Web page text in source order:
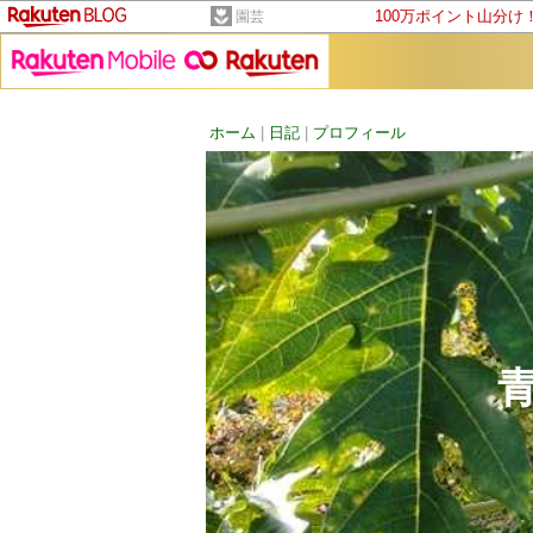
園芸 100万ポイント山分け
ホーム 日記 プロフィール